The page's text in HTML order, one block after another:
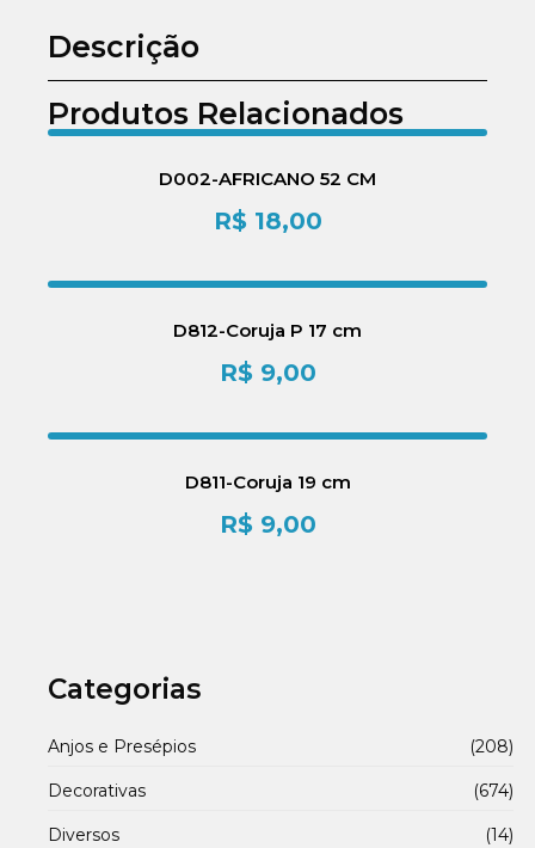
Descrição
Produtos Relacionados
D002-AFRICANO 52 CM
R$18,00
D812-Coruja P 17 cm
R$9,00
D811-Coruja 19 cm
R$9,00
Categorias
Anjos e Presépios (208)
Decorativas (674)
Diversos (14)